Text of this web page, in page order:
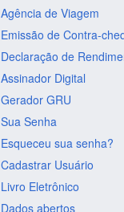
Agência de Viagem
Emissão de Contra-
Declaração de
Assinador Digital
Gerador GRU
Sua Senha
Esqueceu sua senha?
Cadastrar Usuário
Livro Eletrônico
Dados abertos